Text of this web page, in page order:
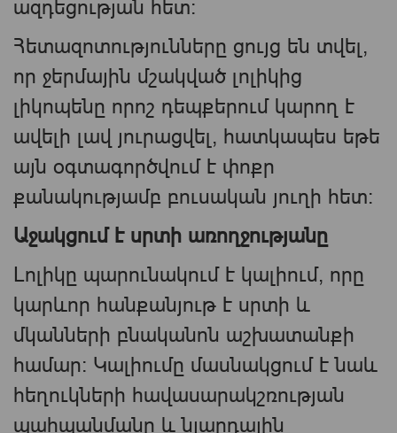
ազդեցության հետ։
Հետազոտությունները ցույց են տվել,
որ ջերմային մշակված լոլիկից
լիկոպենը որոշ դեպքերում կարող է
ավելի լավ յուրացվել, հատկապես եթե
այն օգտագործվում է փոքր
քանակությամբ բուսական յուղի հետ։
Աջակցում է սրտի առողջությանը
Լոլիկը պարունակում է կալիում, որը
կարևոր հանքանյութ է սրտի և
մկանների բնականոն աշխատանքի
համար։ Կալիումը մասնակցում է նաև
հեղուկների հավասարակշռության
պահպանմանը և նյարդային